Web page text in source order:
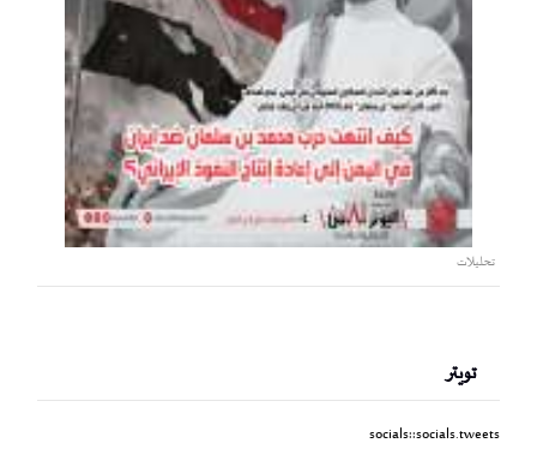
تحليلات
تويتر
socials::socials.tweets